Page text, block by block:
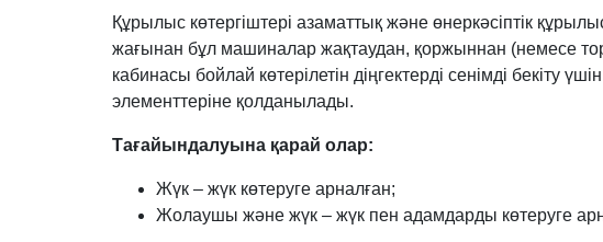
Құрылыс көтергіштері азаматтық және өнеркәсіптік
жағынан бұл машиналар жақтаудан, қоржыннан (немесе
кабинасы бойлай көтерілетін діңгектерді сенімді бекіту
элементтеріне қолданылады.
Тағайындалуына қарай олар:
Жүк – жүк көтеруге арналған;
Жолаушы және жүк – жүк пен адамдарды көтеруге